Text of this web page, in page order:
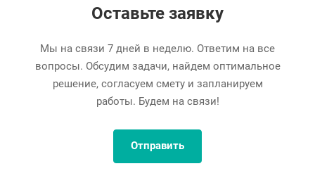
Оставьте заявку
Мы на связи 7 дней в неделю. Ответим на все
вопросы. Обсудим задачи, найдем оптимальное
решение, согласуем смету и запланируем
работы. Будем на связи!
Отправить